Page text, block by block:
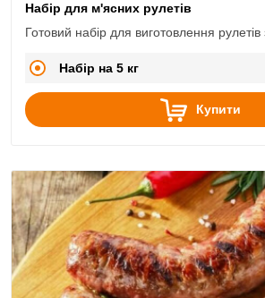
Набір для м'ясних рулетів
Готовий набір для виготовлення
Набір на 5 кг
Купити